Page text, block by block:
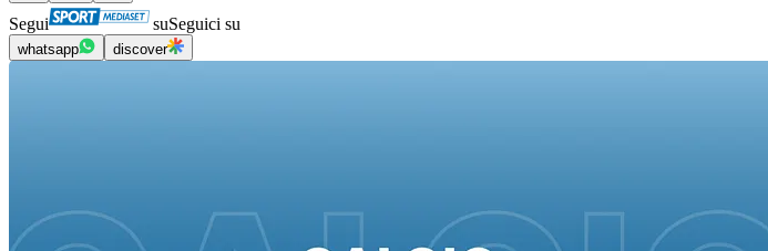
Segui suSeguici su
whatsapp discover